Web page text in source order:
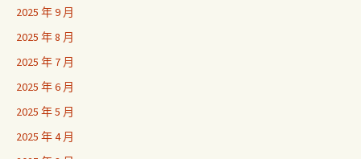
2025 年 9 月
2025 年 8 月
2025 年 7 月
2025 年 6 月
2025 年 5 月
2025 年 4 月